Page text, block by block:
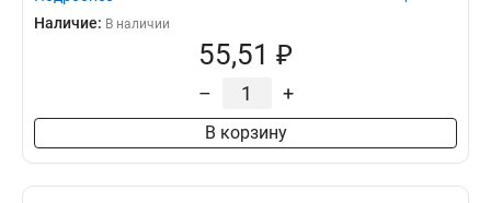
Наличие: В наличии
55,51 ₽
– +
В корзину